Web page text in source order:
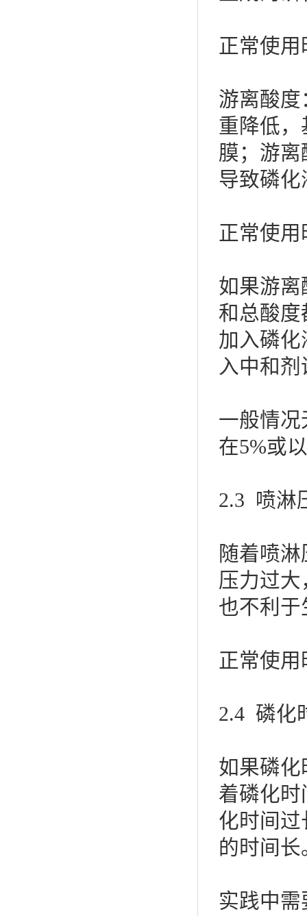
正常使用
游离酸
重降低
膜；游
导致磷
正常使用
如果游
和总酸
加入磷
入中和
一般情
在5%或
2.3 喷淋
随着喷
压力过
也不利于
正常使用
2.4 磷化
如果磷
着磷化
化时间
的时间长
实践中